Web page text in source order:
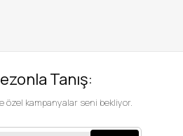
Tanış:
özel kampanyalar seni bekliyor.